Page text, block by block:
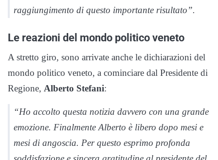
raggiungimento di questo importante risultato”.
Le reazioni del mondo politico veneto
A stretto giro, sono arrivate anche le dichiarazioni del
mondo politico veneto, a cominciare dal Presidente di
Regione, Alberto Stefani:
“Ho accolto questa notizia davvero con una grande
emozione. Finalmente Alberto è libero dopo mesi e
mesi di angoscia. Per questo esprimo profonda